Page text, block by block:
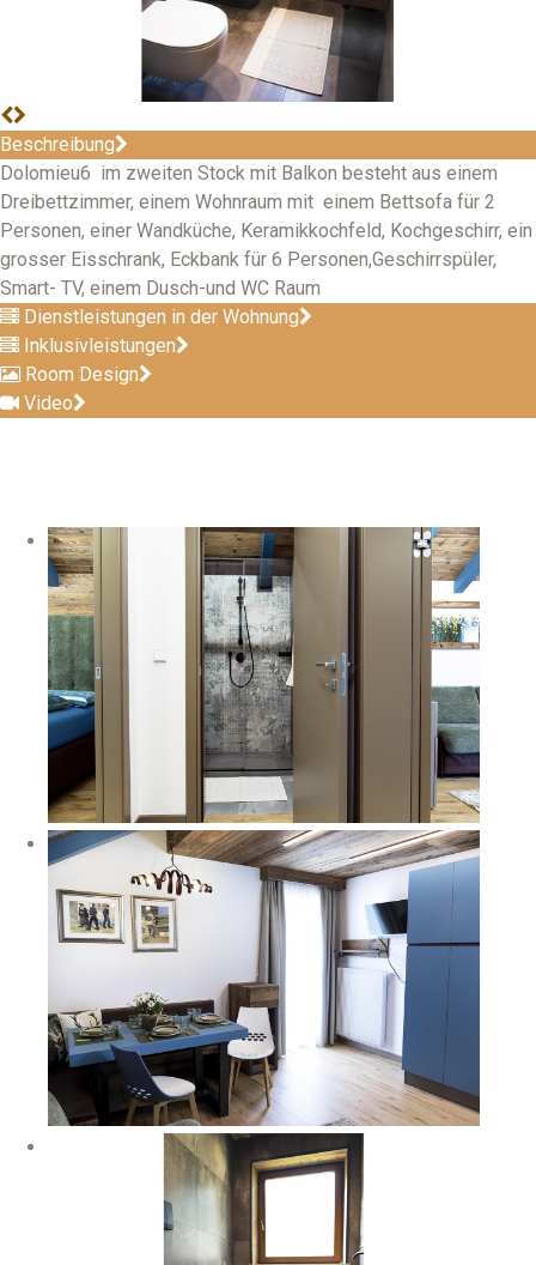
Beschreibung
Dolomieu6 im zweiten Stock mit Balkon besteht aus einem
Dreibettzimmer, einem Wohnraum mit einem Bettsofa für 2
Personen, einer Wandküche, Keramikkochfeld, Kochgeschirr, ein
grosser Eisschrank, Eckbank für 6 Personen,Geschirrspüler,
Smart- TV, einem Dusch-und WC Raum
Dienstleistungen in der Wohnung
Inklusivleistungen
Room Design
Video